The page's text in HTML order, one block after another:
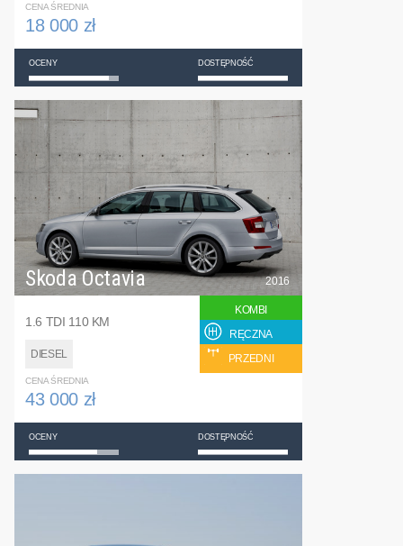
CENA ŚREDNIA
18 000 zł
OCENY DOSTĘPNOŚĆ
Skoda Octavia
1.6 TDI 110 KM
DIESEL
2016
KOMBI
RĘCZNA
PRZEDNI
CENA ŚREDNIA
43 000 zł
OCENY DOSTĘPNOŚĆ